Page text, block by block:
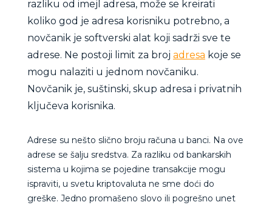
razliku od imejl adresa, može se kreirati
koliko god je adresa korisniku potrebno, a
novčanik je softverski alat koji sadrži sve te
adrese. Ne postoji limit za broj adresa koje se
mogu nalaziti u jednom novčaniku.
Novčanik je, suštinski, skup adresa i privatnih
ključeva korisnika.
Adrese su nešto slično broju računa u banci. Na ove
adrese se šalju sredstva. Za razliku od bankarskih
sistema u kojima se pojedine transakcije mogu
ispraviti, u svetu kriptovaluta ne sme doći do
greške. Jedno promašeno slovo ili pogrešno unet